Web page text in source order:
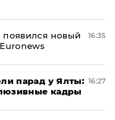
новый
16:35
парад у Ялты:
кадры
16:27